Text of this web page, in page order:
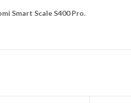
Smart Scale S400 Pro.